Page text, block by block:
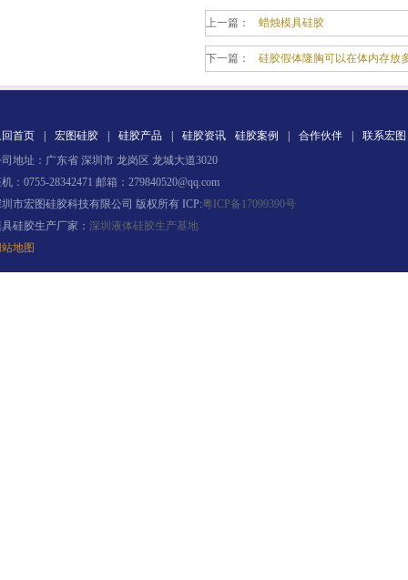
高效过滤器液槽胶
上一篇： 蜡烛模具硅胶
下一篇： 硅胶假体隆胸可以在体内存放
首页 宏图硅胶 硅胶产品 硅胶资讯 硅胶案例 合作伙伴
联系宏图
地址：广东省 深圳市 龙岗区 龙城大道3020
：0755-28342471 邮箱：279840520@qq.com
市宏图硅胶科技有限公司 版权所有 ICP:粤ICP备17099390号
硅胶生产厂家： 深圳液体硅胶生产基地
地图